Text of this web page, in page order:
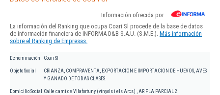
Información ofrecida por
La información del Ranking que ocupa Coari Sl procede de la base de datos
de información financiera de INFORMA D&B S.A.U. (S.M.E.). Más información
sobre el Ranking de Empresas.
Denominación Coari Sl
Objeto Social
CRIANZA, COMPRAVENTA, EXPORTACION E IMPORTACION DE HUEVOS, AVES
Y GANADO DE TODAS CLASES.
Domicilio Social Calle cami de Vilafortuny (vinyols i els Arcs) , AR PLA PARCIAL 2